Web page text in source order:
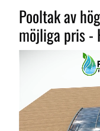
Pooltak av
möjliga pris -